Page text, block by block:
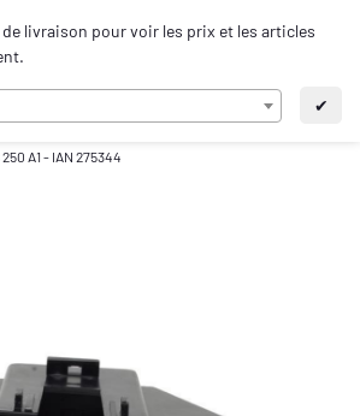
livraison pour voir les prix et les articles
✔
FR
250 A1 - IAN 275344